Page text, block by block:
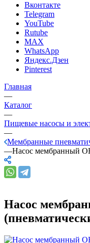
Вконтакте
Telegram
YouTube
Rutube
MAX
WhatsApp
Яндекс.Дзен
Pinterest
Главная
—
Каталог
—
Пищевые насосы и
—
Мембранные
—Насос мембранный
Насос